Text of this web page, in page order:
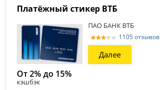
Платёжный стикер ВТБ
ПАО БАНК ВТБ
1105 отзывов
Далее
От 2% до 15%
кэшбэк